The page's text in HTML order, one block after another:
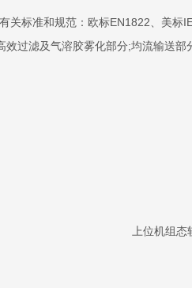
关标准和规范：欧标EN1822、美
效过滤及气溶胶雾化部分;均流输送
上位机组